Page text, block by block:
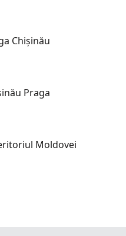
Chișinău
Praga
Moldovei